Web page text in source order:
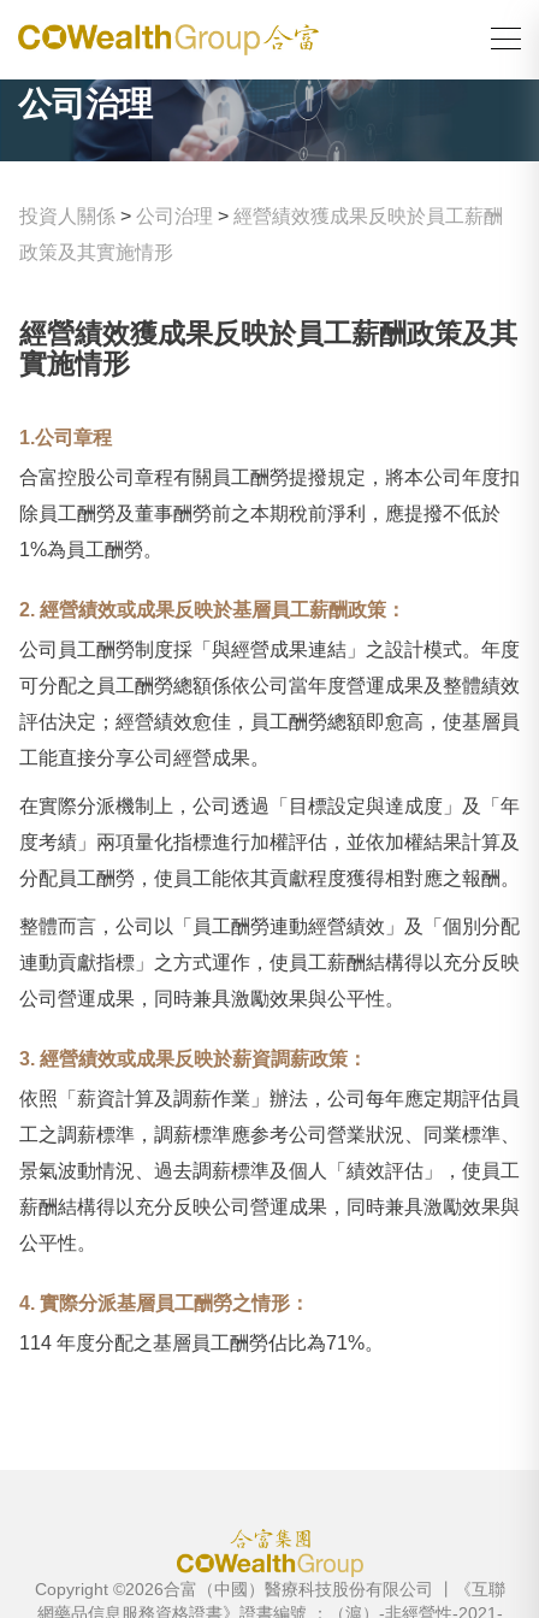
公司治理
投資人關係 > 公司治理 > 經營績效獲成果反映於員工薪酬
政策及其實施情形
經營績效獲成果反映於員工薪酬政策及其
實施情形
1.公司章程
合富控股公司章程有關員工酬勞提撥規定，將本公司年度扣
除員工酬勞及董事酬勞前之本期稅前淨利，應提撥不低於
1%為員工酬勞。
2. 經營績效或成果反映於基層員工薪酬政策：
公司員工酬勞制度採「與經營成果連結」之設計模式。年度
可分配之員工酬勞總額係依公司當年度營運成果及整體績效
評估決定；經營績效愈佳，員工酬勞總額即愈高，使基層員
工能直接分享公司經營成果。
在實際分派機制上，公司透過「目標設定與達成度」及「年
度考績」兩項量化指標進行加權評估，並依加權結果計算及
分配員工酬勞，使員工能依其貢獻程度獲得相對應之報酬。
整體而言，公司以「員工酬勞連動經營績效」及「個別分配
連動貢獻指標」之方式運作，使員工薪酬結構得以充分反映
公司營運成果，同時兼具激勵效果與公平性。
3. 經營績效或成果反映於薪資調薪政策：
依照「薪資計算及調薪作業」辦法，公司每年應定期評估員
工之調薪標準，調薪標準應参考公司營業狀況、同業標準、
景氣波動情況、過去調薪標準及個人「績效評估」，使員工
薪酬結構得以充分反映公司營運成果，同時兼具激勵效果與
公平性。
4. 實際分派基層員工酬勞之情形：
114 年度分配之基層員工酬勞佔比為71%。
Copyright ©2026合富（中國）醫療科技股份有限公司 丨《互聯
網藥品信息服務資格證書》證書編號 ：（滬）-非經營性-2021-